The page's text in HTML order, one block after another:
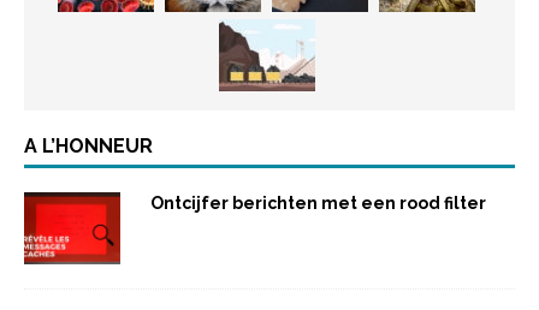
A L’HONNEUR
Ontcijfer berichten met een rood filter